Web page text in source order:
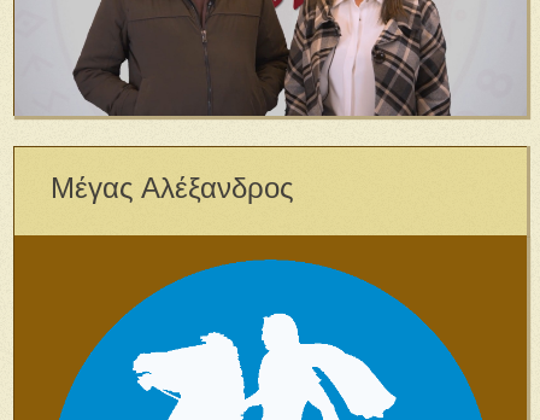
Μέγας Αλέξανδρος